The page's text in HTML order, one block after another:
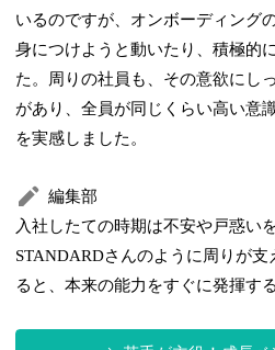
いるのですが、オンボーディング
身につけようと動いたり、積極的
た。周りの社員も、その意欲にし
があり、全員が同じくらい高い意
を実感しました。
編集部
入社したての時期は不安や戸惑い
STANDARDさんのように周りが
ると、本来の能力をすぐに発揮す